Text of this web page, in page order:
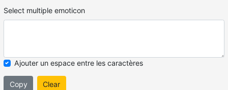
Select multiple emoticon
Ajouter un espace entre les caractères
Copy Clear